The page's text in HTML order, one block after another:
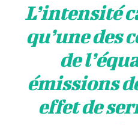
L’intensité
qu’une des
de
émissions
effet de